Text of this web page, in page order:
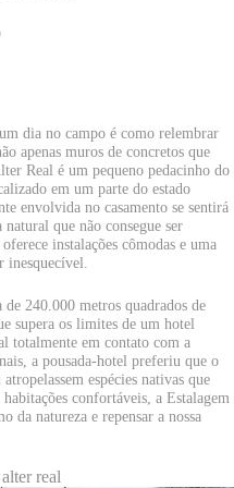
dia no campo é como relembrar
apenas muros de concretos que
Real é um pequeno pedacinho do
em um parte do estado
envolvida no casamento se sentirá
que não consegue ser
instalações cômodas e uma
inesquecível.
240.000 metros quadrados de
supera os limites de um hotel
totalmente em contato com a
a pousada-hotel preferiu que o
espécies nativas que
confortáveis, a Estalagem
da natureza e repensar a nossa